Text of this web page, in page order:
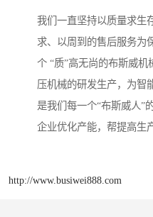
我们一直坚持以质量求生
求、以周到的售后服务为
个 “质”高无尚的布斯威
压机械的研发生产，为智
是我们每一个“布斯威人”
企业优化产能，帮提高生
http://www.busiwei888.com